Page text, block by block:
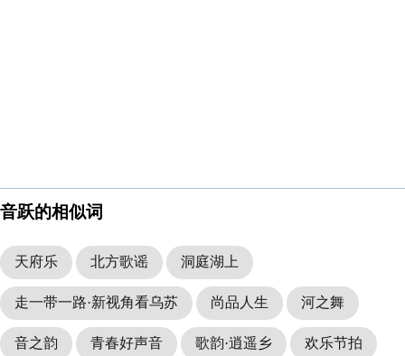
音跃的相似词
天府乐 北方歌谣 洞庭湖上
走一带一路·新视角看乌苏 尚品人生 河之舞
音之韵 青春好声音 歌韵·逍遥乡 欢乐节拍